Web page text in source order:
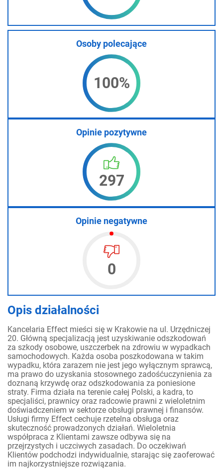
Osoby polecające
100%
Opinie pozytywne
297
Opinie negatywne
0
Opis działalności
Kancelaria Effect mieści się w Krakowie na ul. Urzędniczej
20. Główną specjalizacją jest uzyskiwanie odszkodowań
za szkody osobowe, uszczerbek na zdrowiu w wypadkach
samochodowych. Każda osoba poszkodowana w takim
wypadku, która zarazem nie jest jego wyłącznym sprawcą,
ma prawo do uzyskania stosownego zadośćuczynienia za
doznaną krzywdę oraz odszkodowania za poniesione
straty. Firma działa na terenie całej Polski, a kadra, to
specjaliści, prawnicy oraz radcowie prawni z wieloletnim
doświadczeniem w sektorze obsługi prawnej i finansów.
Usługi firmy Effect cechuje rzetelna obsługa oraz
skuteczność prowadzonych działań. Wieloletnia
współpraca z Klientami zawsze odbywa się na
przejrzystych i uczciwych zasadach. Do oczekiwań
Klientów podchodzi indywidualnie, starając się zaoferować
im najkorzystniejsze rozwiązania.